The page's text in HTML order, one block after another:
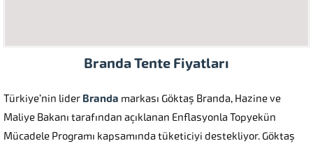
Branda Tente Fiyatları
Türkiye’nin lider Branda markası Göktaş Branda, Hazine ve
Maliye Bakanı tarafından açıklanan Enflasyonla Topyekün
Mücadele Programı kapsamında tüketiciyi destekliyor. Göktaş